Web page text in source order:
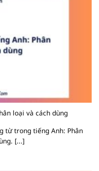
loại và cách dùng
từ trong tiếng Anh: Phân
[...]